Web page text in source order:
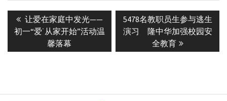
navigation
Previous
post:
让爱在家庭中发光——
初一“爱˙从家开始”活动温
馨落幕
Next
post:
5478名教职员生参与逃生
演习 隆中华加强校园安
全教育